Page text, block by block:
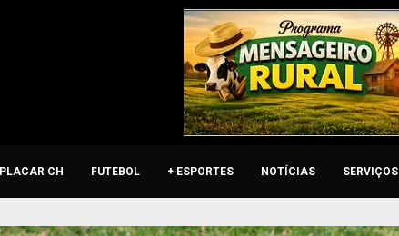
PLACAR CH FUTEBOL + ESPORTES NOTÍCIAS SERVIÇOS